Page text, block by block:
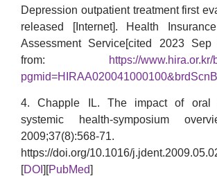
Depression outpatient treatment first
released [Internet]. Health
Assessment Service[cited 2023
from:
https://
4. Chapple IL. The impact of oral
systemic health-symposium
2009;37(8):568-71.
https://doi.org/10.1016/
[DOI ][PubMed]